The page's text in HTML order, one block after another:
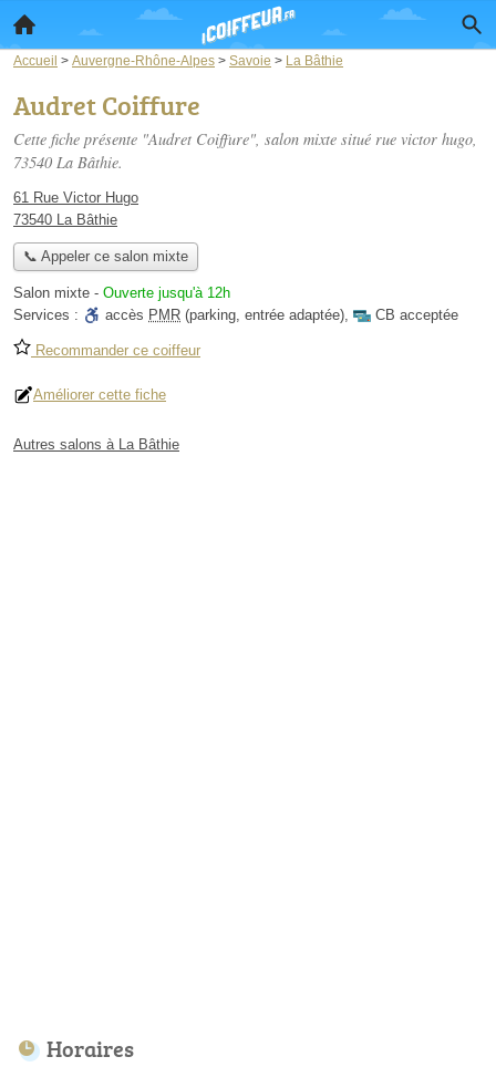
Accueil > Auvergne-Rhône-Alpes > Savoie > La Bâthie
Audret Coiffure
Cette fiche présente "Audret Coiffure", salon mixte situé rue victor hugo,
73540 La Bâthie.
61 Rue Victor Hugo
73540 La Bâthie
📞 Appeler ce salon mixte
Salon mixte - Ouverte jusqu'à 12h
Services :
accès PMR (parking, entrée adaptée), CB acceptée
Recommander ce coiffeur
Améliorer cette fiche
Autres salons à La Bâthie
Horaires